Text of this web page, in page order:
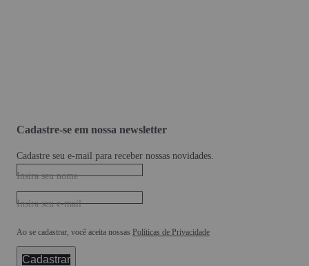
Cadastre-se em nossa newsletter
Cadastre seu e-mail para receber nossas novidades.
Insira seu nome
Insira seu e-mail
Ao se cadastrar, você aceita nossas Políticas de Privacidade
Cadastrar